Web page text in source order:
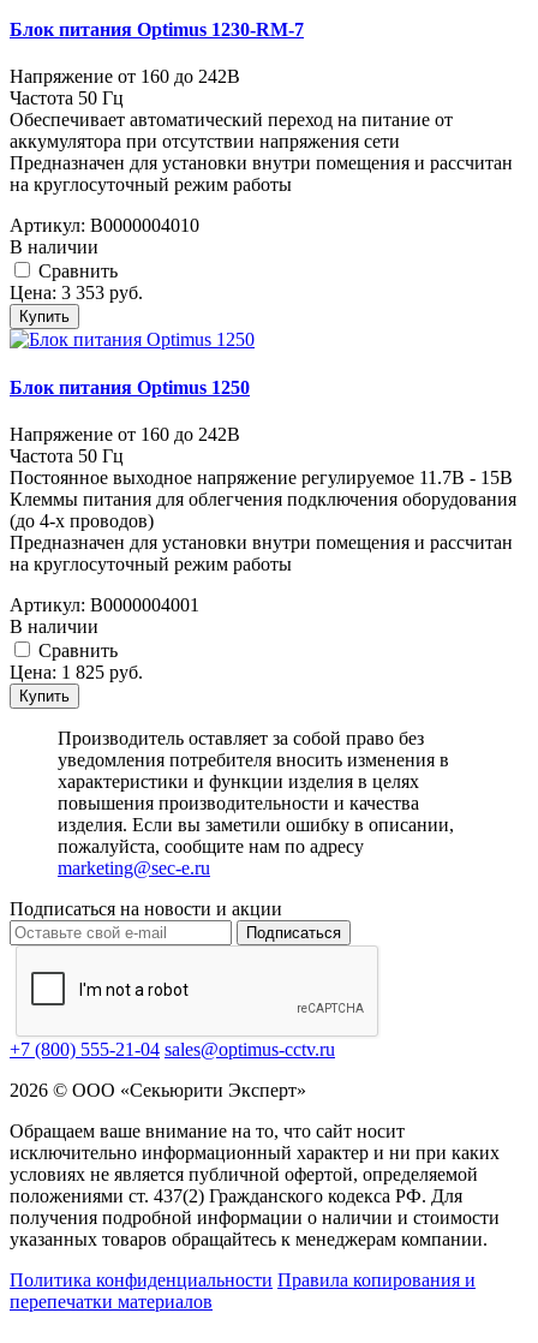
Блок питания Optimus 1230-RM-7
Напряжение от 160 до 242В
Частота 50 Гц
Обеспечивает автоматический переход на питание от
аккумулятора при отсутствии напряжения сети
Предназначен для установки внутри помещения и рассчитан
на круглосуточный режим работы
Артикул: В0000004010
В наличии
Cравнить
Цена: 3 353 руб.
Купить
Блок питания Optimus 1250
Напряжение от 160 до 242В
Частота 50 Гц
Постоянное выходное напряжение регулируемое 11.7В - 15В
Клеммы питания для облегчения подключения оборудования
(до 4-х проводов)
Предназначен для установки внутри помещения и рассчитан
на круглосуточный режим работы
Артикул: В0000004001
В наличии
Cравнить
Цена: 1 825 руб.
Купить
Производитель оставляет за собой право без
уведомления потребителя вносить изменения в
характеристики и функции изделия в целях
повышения производительности и качества
изделия. Если вы заметили ошибку в описании,
пожалуйста, сообщите нам по адресу
marketing@sec-e.ru
Подписаться на новости и акции
Подписаться
+7 (800) 555-21-04 sales@optimus-cctv.ru
2026 © ООО «Секьюрити Эксперт»
Обращаем ваше внимание на то, что сайт носит
исключительно информационный характер и ни при каких
условиях не является публичной офертой, определяемой
положениями ст. 437(2) Гражданского кодекса РФ. Для
получения подробной информации о наличии и стоимости
указанных товаров обращайтесь к менеджерам компании.
Политика конфиденциальности Правила копирования и
перепечатки материалов